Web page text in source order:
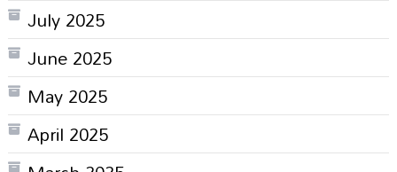
July 2025
June 2025
May 2025
April 2025